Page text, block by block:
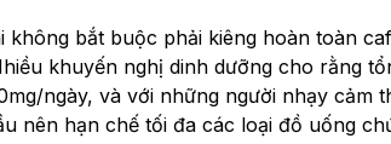
không bắt buộc phải kiêng hoàn toàn
khuyến nghị dinh dưỡng cho rằng
ngày, và với những người nhạy cảm
nên hạn chế tối đa các loại đồ uống